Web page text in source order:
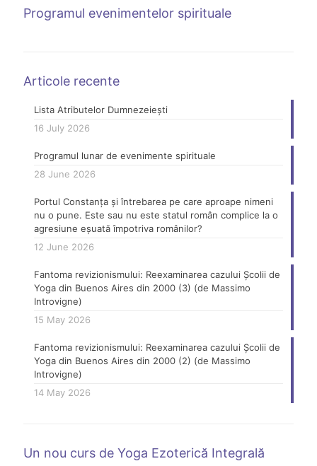
Programul evenimentelor spirituale
Articole recente
Lista Atributelor Dumnezeiești
16 July 2026
Programul lunar de evenimente spirituale
28 June 2026
Portul Constanța și întrebarea pe care aproape nimeni
nu o pune. Este sau nu este statul român complice la o
agresiune eșuată împotriva românilor?
12 June 2026
Fantoma revizionismului: Reexaminarea cazului Școlii de
Yoga din Buenos Aires din 2000 (3) (de Massimo
Introvigne)
15 May 2026
Fantoma revizionismului: Reexaminarea cazului Școlii de
Yoga din Buenos Aires din 2000 (2) (de Massimo
Introvigne)
14 May 2026
Un nou curs de Yoga Ezoterică Integrală